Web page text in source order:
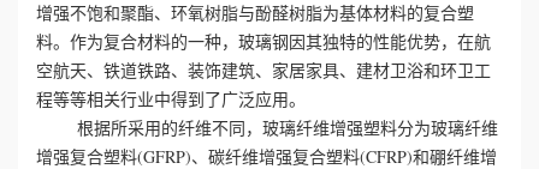
们增强不饱和聚酯、环氧树脂与酚醛树脂为基体材料的复合塑
料。作为复合材料的一种，玻璃钢因其独特的性能优势，在航
空航天、铁道铁路、装饰建筑、家居家具、建材卫浴和环卫工
程等等相关行业中得到了广泛应用。
根据所采用的纤维不同，玻璃纤维增强塑料分为玻璃纤维
增强复合塑料(GFRP)、碳纤维增强复合塑料(CFRP)和硼纤维增